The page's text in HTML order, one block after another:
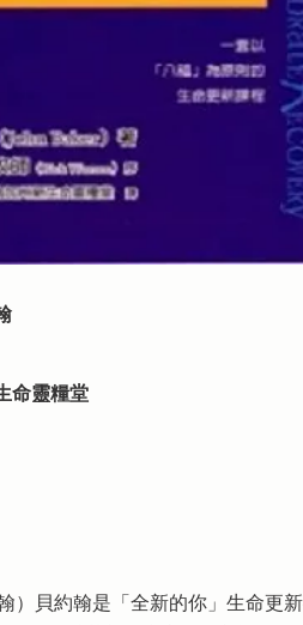
命靈糧堂
翰）貝約翰是「全新的你」生命